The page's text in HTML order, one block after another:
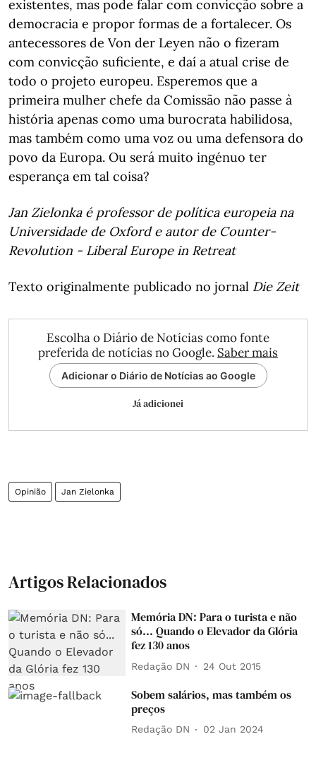
existentes, mas pode falar com convicção sobre a
democracia e propor formas de a fortalecer. Os
antecessores de Von der Leyen não o fizeram
com convicção suficiente, e daí a atual crise de
todo o projeto europeu. Esperemos que a
primeira mulher chefe da Comissão não passe à
história apenas como uma burocrata habilidosa,
mas também como uma voz ou uma defensora do
povo da Europa. Ou será muito ingénuo ter
esperança em tal coisa?
Jan Zielonka é professor de política europeia na
Universidade de Oxford e autor de Counter-
Revolution - Liberal Europe in Retreat
Texto originalmente publicado no jornal Die Zeit
Escolha o Diário de Notícias como fonte
preferida de notícias no Google. Saber mais
Adicionar o Diário de Notícias ao Google
Já adicionei
Opinião Jan Zielonka
Artigos Relacionados
Memória DN: Para o turista e não
só... Quando o Elevador da Glória
fez 130 anos
Redação DN 24 Out 2015
Sobem salários, mas também os
preços
Redação DN 02 Jan 2024